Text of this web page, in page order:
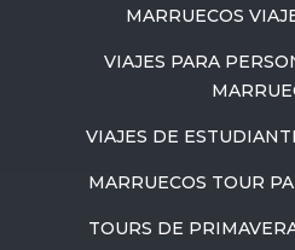
MARRUECOS
VIAJES PARA
VIAJES DE
MARRUECOS TOUR
TOURS DE